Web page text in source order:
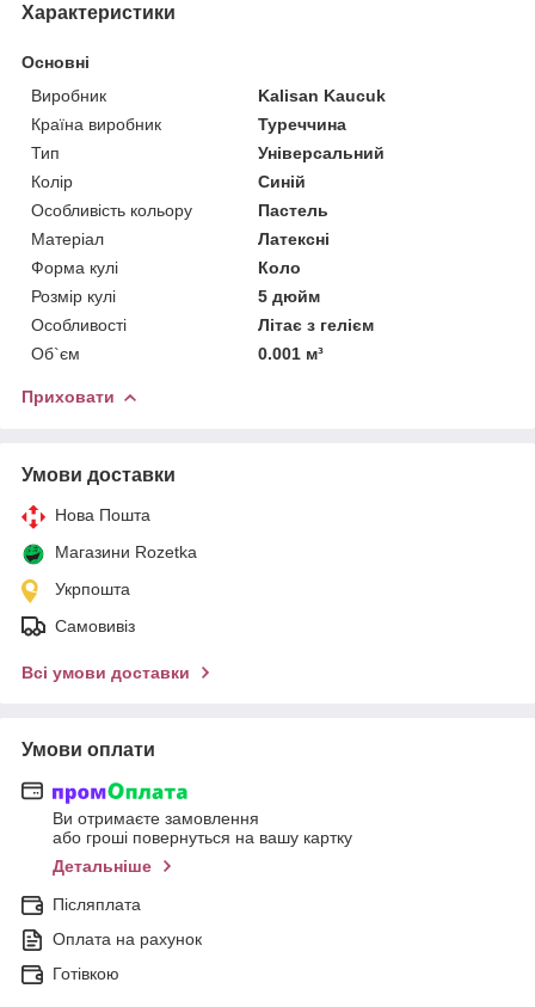
Характеристики
Основні
Виробник
Kalisan Kaucuk
Країна виробник
Туреччина
Тип
Універсальний
Колір
Синій
Особливість кольору
Пастель
Матеріал
Латексні
Форма кулі
Коло
Розмір кулі
5 дюйм
Особливості
Літає з гелієм
Об`єм
0.001 м³
Приховати
Умови доставки
Нова Пошта
Магазини Rozetka
Укрпошта
Самовивіз
Всі умови доставки
Умови оплати
Ви отримаєте замовлення
або гроші повернуться на вашу картку
Детальніше
Післяплата
Оплата на рахунок
Готівкою